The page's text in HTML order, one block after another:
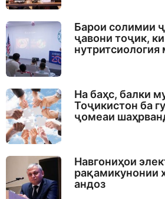
Барои солимии
ҷавони тоҷик,
На баҳс, балки
Тоҷикистон ба
ҷомеаи
Навгониҳои
рақамикунонии
андоз